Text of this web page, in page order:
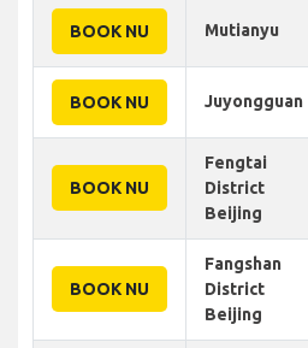
BOOK NU Mutianyu
BOOK NU Juyongguan
BOOK NU
Fengtai
District
Beijing
BOOK NU
Fangshan
District
Beijing